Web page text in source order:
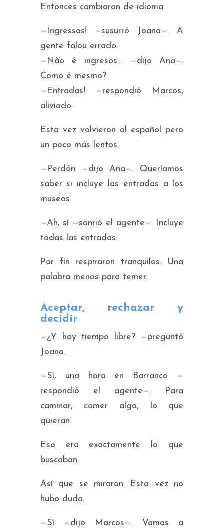
Entonces cambiaron de idioma.
— Ingressos! —susurró Joana—.A
gente falou errado.
— Não é ingresos… —dijo Ana—.
Como é mesmo?
— Entradas! —respondió Marcos,
aliviado.
Esta vez volvieron al español pero
un poco más lentos.
—Perdón —dijo Ana—. Queríamos
saber si incluye las entradas a los
museos.
—Ah, sí —sonrió el agente—. Incluye
todas las entradas.
Por fín respiraron tranquilos. Una
palabra menos para temer.
Aceptar, rechazar y
decidir
—¿Y hay tiempo libre? —preguntó
Joana.
—Sí, una hora en Barranco —
respondió el agente—. Para
caminar, comer algo, lo que
quieran.
Eso era exactamente lo que
buscaban.
Así que se miraron. Esta vez no
hubo duda.
—Sí —dijo Marcos—. Vamos a